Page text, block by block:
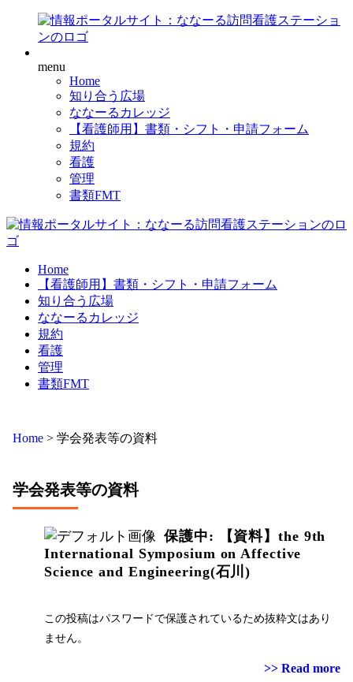
menu
Home
知り合う広場
ななーるカレッジ
【看護師用】書類・シフト・申請フォーム
規約
看護
管理
書類FMT
Home
【看護師用】書類・シフト・申請フォーム
知り合う広場
ななーるカレッジ
規約
看護
管理
書類FMT
Home > 学会発表等の資料
学会発表等の資料
保護中: 【資料】the 9th
International Symposium on Affective
Science and Engineering(石川)
この投稿はパスワードで保護されているため抜粋文はあり
ません。
>> Read more